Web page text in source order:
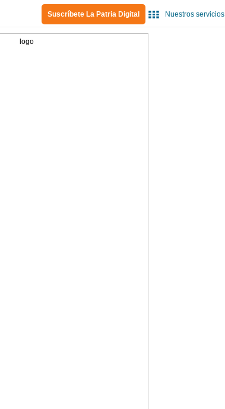
Suscríbete La Patria Digital Nuestros servicios